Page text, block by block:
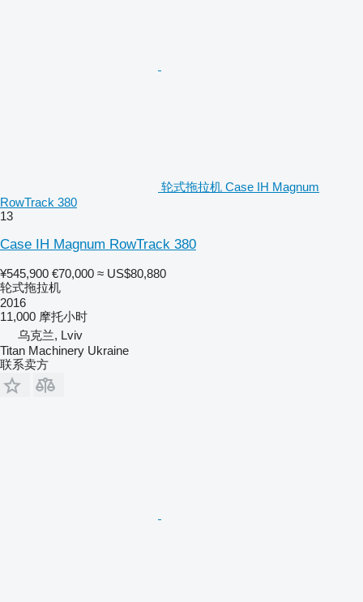
轮式拖拉机 Case IH Magnum
RowTrack 380
13
Case IH Magnum RowTrack 380
¥545,900 €70,000 ≈ US$80,880
轮式拖拉机
2016
11,000 摩托小时
乌克兰, Lviv
Titan Machinery Ukraine
联系卖方